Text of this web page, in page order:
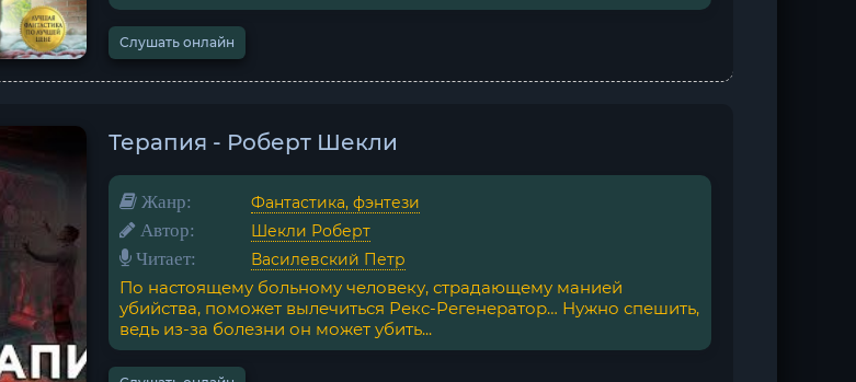
Слушать онлайн
Терапия - Роберт Шекли
Жанр: Фантастика, фэнтези
Автор: Шекли Роберт
Читает: Василевский Петр
По настоящему больному человеку, страдающему манией
убийства, поможет вылечиться Рекс-Регенератор… Нужно спешить,
ведь из-за болезни он может убить...